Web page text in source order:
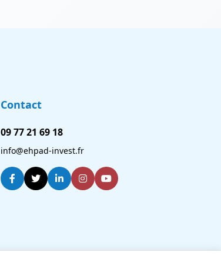
Contact
09 77 21 69 18
info@ehpad-invest.fr